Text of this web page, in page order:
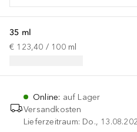
35 ml
€ 123,40 / 100 ml
Online: auf Lager
Versandkosten
Lieferzeitraum: Do.,